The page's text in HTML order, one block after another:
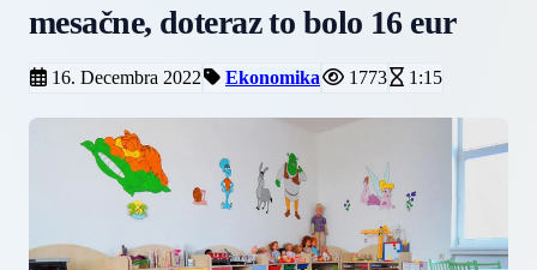
mesačne, doteraz to bolo 16 eur
16. Decembra 2022 Ekonomika 1773 1:15